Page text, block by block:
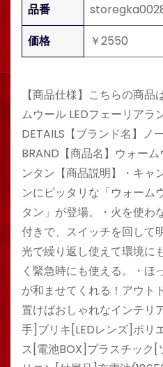
品番
価格
￥2550
【商品仕様】こちらの商
ムウール LEDフェーリアラ
DETAILS【ブランド名】ノ
BRAND【商品名】ウォー
ンタン【商品説明】・キャ
ンにピッタリな「ウォーム
タン」が登場。・火を使わ
付きで、スイッチを回して
光で繰り返し使えて環境に
く緊急時にも使える。・ほ
が和ませてくれる！アウト
置けばおしゃれなインテリ
手]ブリキ[LEDレンズ]ポリ
ス[電池BOX]プラスチック